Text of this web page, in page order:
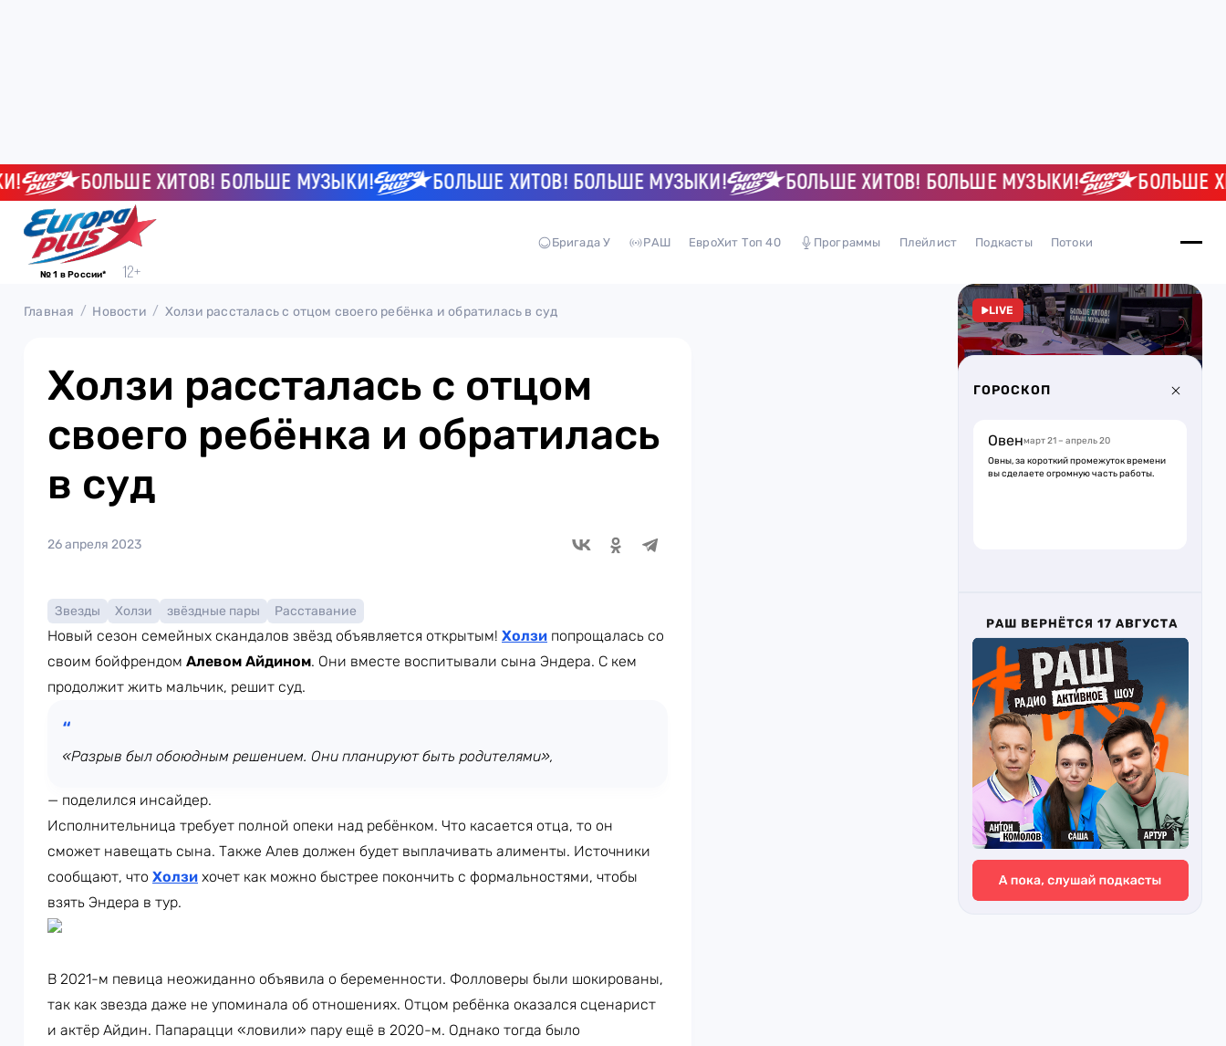
БОЛЬШЕ ХИТОВ! БОЛЬШЕ МУЗЫКИ! БОЛЬШЕ ХИТОВ! БОЛЬШЕ МУЗЫКИ! БОЛЬШЕ ХИТОВ! БОЛЬШЕ МУЗЫКИ! БОЛЬШЕ
№ 1 в России*
Бригада У РАШ ЕвроХит Топ 40 Программы Плейлист Подкасты Потоки
Главная Новости Холзи рассталась с отцом своего ребёнка и обратилась в суд
Холзи рассталась с отцом
своего ребёнка и обратилась
в суд
26 апреля 2023
Звезды Холзи звёздные пары Расставание
Новый сезон семейных скандалов звёзд объявляется открытым! Холзи попрощалась со
своим бойфрендом Алевом Айдином. Они вместе воспитывали сына Эндера. С кем
продолжит жить мальчик, решит суд.
«Разрыв был обоюдным решением. Они планируют быть родителями»,
— поделился инсайдер.
Исполнительница требует полной опеки над ребёнком. Что касается отца, то он
сможет навещать сына. Также Алев должен будет выплачивать алименты. Источники
сообщают, что Холзи хочет как можно быстрее покончить с формальностями, чтобы
взять Эндера в тур.
В 2021-м певица неожиданно объявила о беременности. Фолловеры были шокированы,
так как звезда даже не упоминала об отношениях. Отцом ребёнка оказался сценарист
и актёр Айдин. Папарацци «ловили» пару ещё в 2020-м. Однако тогда было
LIVE
ГОРОСКОП
Овенмарт 21 – апрель 20
Овны, за короткий промежуток времени
вы сделаете огромную часть работы.